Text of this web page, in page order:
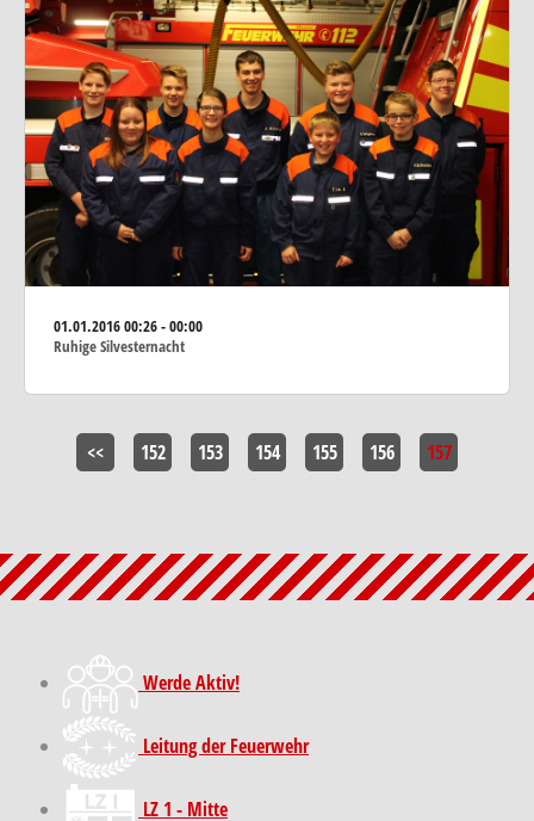
01.01.201600:26 - 00:00
Ruhige Silvesternacht
<< 152 153 154 155 156 157
Werde Aktiv!
Leitung der Feuerwehr
LZ 1 - Mitte